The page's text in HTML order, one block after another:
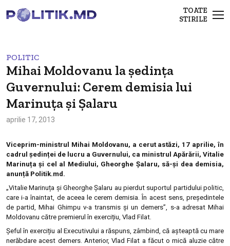
TOATE
STIRILE
POLITIC
Mihai Moldovanu la ședința
Guvernului: Cerem demisia lui
Marinuța și Șalaru
aprilie 17, 2013
Viceprim-ministrul Mihai Moldovanu, a cerut astăzi, 17 aprilie, în
cadrul ședinței de lucru a Guvernului, ca ministrul Apărării, Vitalie
Marinuța și cel al Mediului, Gheorghe Șalaru, să-și dea demisia,
anunță Politik.md.
„Vitalie Marinuța și Gheorghe Șalaru au pierdut suportul partidului politic,
care i-a înaintat, de aceea le cerem demisia. În acest sens, președintele
de partid, Mihai Ghimpu v-a transmis și un demers”, s-a adresat Mihai
Moldovanu către premierul în exercițiu, Vlad Filat.
Șeful în exercițiu al Executivului a răspuns, zâmbind, că așteaptă cu mare
nerăbdare acest demers. Anterior, Vlad Filat a făcut o mică aluzie către